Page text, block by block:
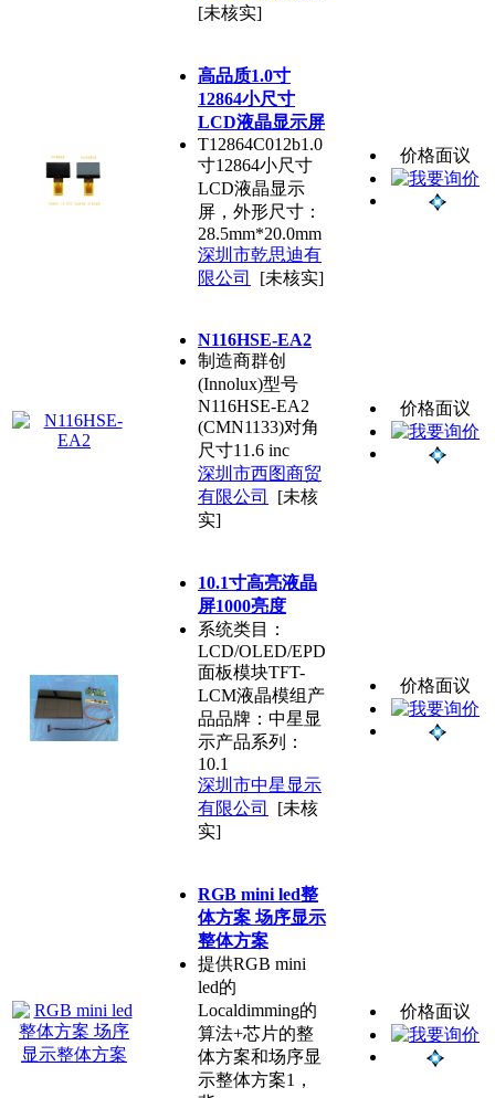
[未核实]
高品质1.0寸
12864小尺寸
LCD液晶显示屏
T12864C012b1.0
寸12864小尺寸
LCD液晶显示
屏，外形尺寸：
28.5mm*20.0mm
深圳市乾思迪有
限公司
[未核实]
价格面议
N116HSE-EA2
制造商群创
(Innolux)型号
N116HSE-EA2
(CMN1133)对角
尺寸11.6 inc
深圳市西图商贸
有限公司
[未核
实]
价格面议
10.1寸高亮液晶
屏1000亮度
系统类目：
LCD/OLED/EPD
面板模块TFT-
LCM液晶模组产
品品牌：中星显
示产品系列：
10.1
深圳市中星显示
有限公司
[未核
实]
价格面议
RGB mini led整
体方案 场序显示
整体方案
提供RGB mini
led的
Localdimming的
算法+芯片的整
体方案和场序显
示整体方案1，
价格面议